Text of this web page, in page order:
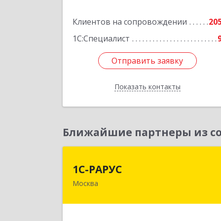
Клиентов на сопровождении
1С:Специалист
Отправить заявку
Показать контакты
Подробнее
Отправить заявку
Назад
Ближайшие партнеры из
1С-РАРУС
Москва127434, Москва г, Дмитровское ш,